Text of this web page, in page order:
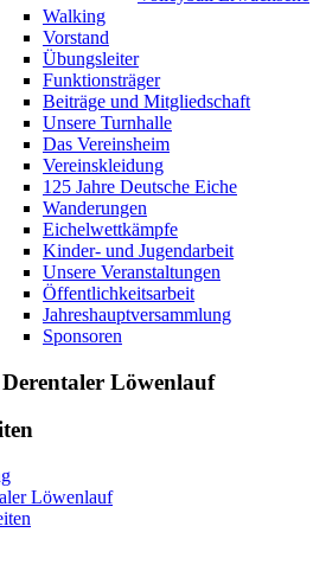
Walking
Vorstand
Übungsleiter
Funktionsträger
Beiträge und Mitgliedschaft
Unsere Turnhalle
Das Vereinsheim
Vereinskleidung
125 Jahre Deutsche Eiche
Wanderungen
Eichelwettkämpfe
Kinder- und Jugendarbeit
Unsere Veranstaltungen
Öffentlichkeitsarbeit
Jahreshauptversammlung
Sponsoren
Derentaler Löwenlauf
Löwenlauf